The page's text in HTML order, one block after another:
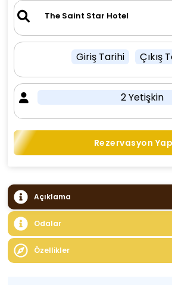
Giriş Tarihi Çıkış
2 Yetişkin
Rezervasyon Yap
Açıklama
Odalar
Özellikler